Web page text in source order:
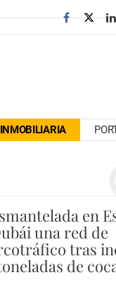
en
una red de
tras
de